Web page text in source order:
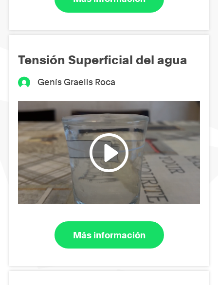
Tensión Superficial del agua
Genís Graells Roca
Más información